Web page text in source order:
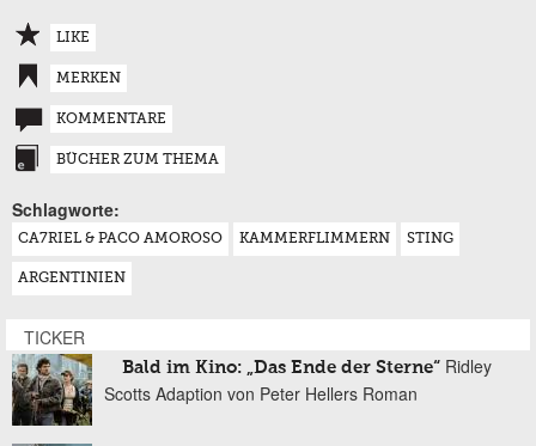
LIKE
MERKEN
KOMMENTARE
BÜCHER ZUM THEMA
Schlagworte:
CA7RIEL & PACO AMOROSO KAMMERFLIMMERN STING
ARGENTINIEN
TICKER
Bald im Kino: „Das Ende der Sterne“ Ridley
Scotts Adaption von Peter Hellers Roman